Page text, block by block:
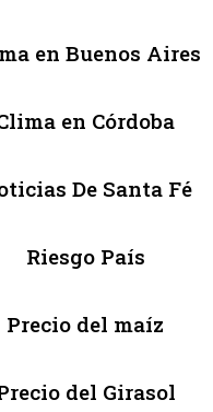
en Buenos Aires
en Córdoba
De Santa Fé
Riesgo País
Precio del maíz
del Girasol